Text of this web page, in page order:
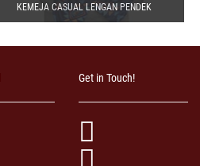
KEMEJA CASUAL LENGAN PENDEK
Get in Touch!